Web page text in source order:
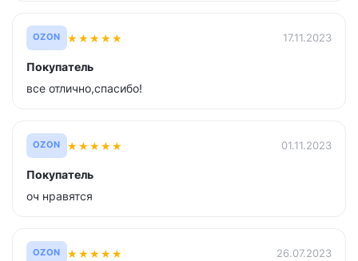
OZON ★★★★★ 17.11.2023
Покупатель
все отлично,спасибо!
OZON ★★★★★ 01.11.2023
Покупатель
оч нравятся
OZON ★★★★★ 26.07.2023